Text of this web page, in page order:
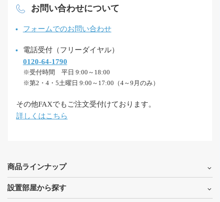
お問い合わせについて
フォームでのお問い合わせ
電話受付（フリーダイヤル）
0120-64-1790
※受付時間 平日 9:00～18:00
※第2・4・5土曜日 9:00～17:00（4～9月のみ）
その他FAXでもご注文受付けております。
詳しくはこちら
商品ラインナップ
設置部屋から探す